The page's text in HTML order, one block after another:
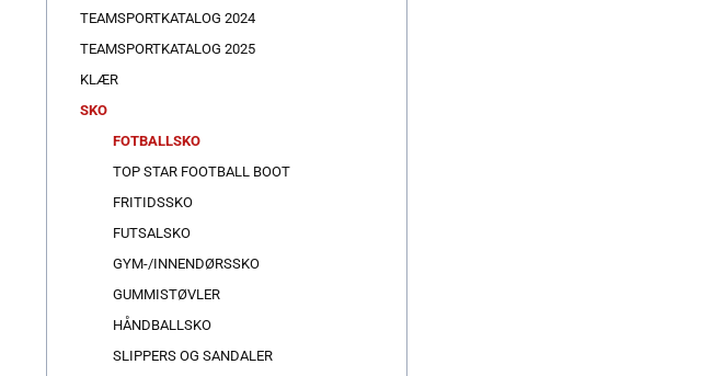
TEAMSPORTKATALOG 2024
TEAMSPORTKATALOG 2025
KLÆR
SKO
FOTBALLSKO
TOP STAR FOOTBALL BOOT
FRITIDSSKO
FUTSALSKO
GYM-/INNENDØRSSKO
GUMMISTØVLER
HÅNDBALLSKO
SLIPPERS OG SANDALER